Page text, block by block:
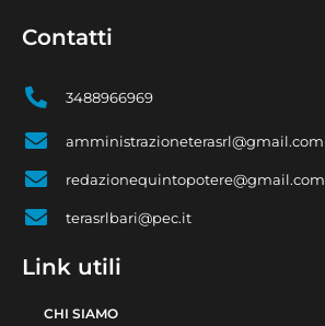
Contatti
3488966969
amministrazioneterasrl@gmail.com
redazionequintopotere@gmail.com
terasrlbari@pec.it
Link utili
CHI SIAMO